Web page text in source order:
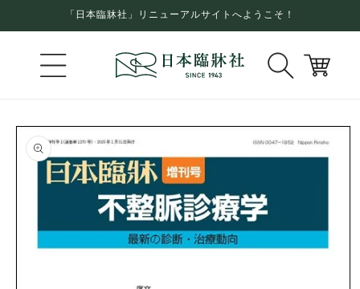
進む
「日本臨牀社」リニューアルサイトへようこそ！
ー
ト
商品情
報にス
キップ